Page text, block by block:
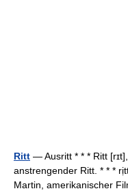
Ritt — Ausritt * * * Ritt
anstrengender Ritt. * * *
Martin, amerikanischer